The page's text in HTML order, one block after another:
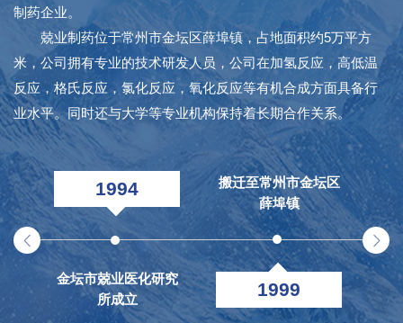
制药企业。
兢业制药位于常州市金坛区薛埠镇，占地面积约5万平方
米，公司拥有专业的技术研发人员，公司在加氢反应，高低温
反应，格氏反应，氯化反应，氧化反应等有机合成方面具备行
业水平。同时还与大学等专业机构保持着长期合作关系。
1994
金坛市兢业医化研究
所成立
1999
搬迁至常州市金坛区
薛埠镇
金